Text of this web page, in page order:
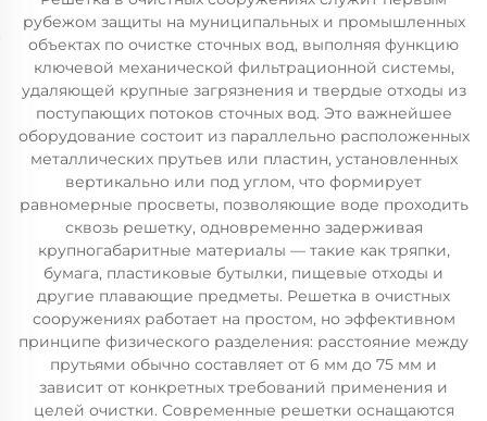
рубежом защиты на муниципальных и промышленных
объектах по очистке сточных вод, выполняя функцию
ключевой механической фильтрационной системы,
удаляющей крупные загрязнения и твердые отходы из
поступающих потоков сточных вод. Это важнейшее
оборудование состоит из параллельно расположенных
металлических прутьев или пластин, установленных
вертикально или под углом, что формирует
равномерные просветы, позволяющие воде проходить
сквозь решетку, одновременно задерживая
крупногабаритные материалы — такие как тряпки,
бумага, пластиковые бутылки, пищевые отходы и
другие плавающие предметы. Решетка в очистных
сооружениях работает на простом, но эффективном
принципе физического разделения: расстояние между
прутьями обычно составляет от 6 мм до 75 мм и
зависит от конкретных требований применения и
целей очистки. Современные решетки оснащаются